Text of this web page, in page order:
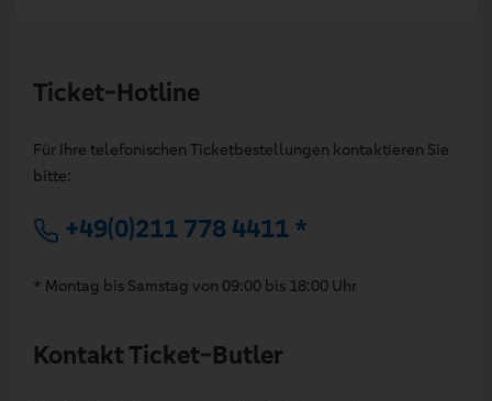
Ticket-Hotline
Für Ihre telefonischen Ticketbestellungen kontaktieren Sie
bitte:
+49(0)211 778 4411 *
* Montag bis Samstag von 09:00 bis 18:00 Uhr
Kontakt Ticket-Butler